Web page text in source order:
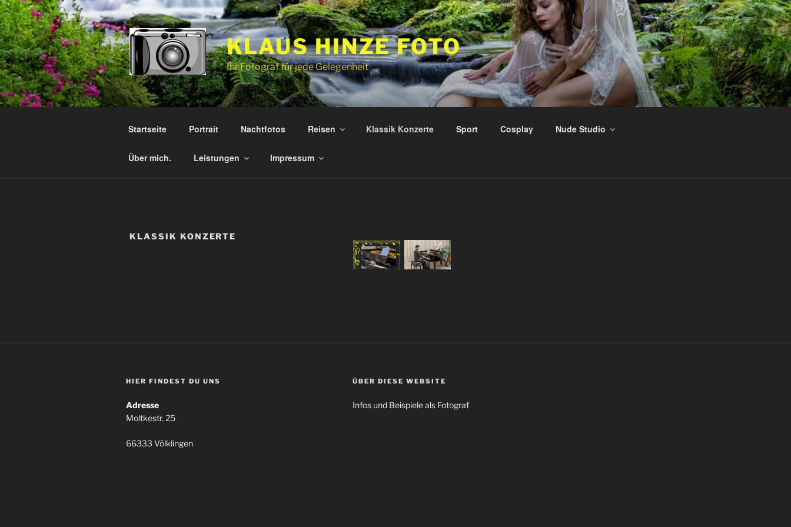
Zum
Inhalt
springen
KLAUS HINZE FOTO
Ihr Fotograf für jede Gelegenheit
Startseite Portrait Nachtfotos Reisen Klassik Konzerte Sport Cosplay Nude Studio
Über mich. Leistungen Impressum
KLASSIK KONZERTE
HIER FINDEST DU UNS
Adresse
Moltkestr. 25
66333 Völklingen
ÜBER DIESE WEBSITE
Infos und Beispiele als Fotograf